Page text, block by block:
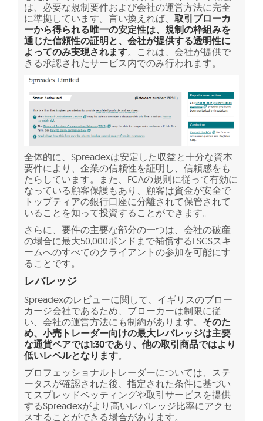
は、必要な規制要件および会社の運営方法に完全
に準拠しています。言い換えれば、 取引ブローカ
ーから得られる唯一の安定性は、規制の枠組みを
通じた信頼性の証明と、会社が提供する透明性に
よってのみ実現されます。これは、会社が提供で
きる承認されたサービス内でのみ行われます。
全体的に、Spreadexは安定した収益と十分な資本
要件により、企業の信頼性を証明し、信頼感をも
たらしています。また、FCAの規則に従って有効に
なっている顧客保護もあり、顧客は資金が安全で
トップティアの銀行口座に分離されて保管されて
いることを知って投資することができます。
さらに、要件の主要な部分の一つは、会社の破産
の場合に最大50,000ポンドまで補償するFSCSスキ
ームへのすべてのクライアントの参加を可能にす
ることです。
レバレッジ
Spreadexのレビューに関して、イギリスのブロー
カージ会社であるため、ブローカーは制限に従
い、会社の運営方法にも制約があります。 そのた
め、小売トレーダー向けの最大レバレッジは主要
な通貨ペアでは1:30であり、他の取引商品ではより
低いレベルとなります。
プロフェッショナルトレーダーについては、ステ
ータスが確認された後、指定された条件に基づい
てスプレッドベッティングや取引サービスを提供
するSpreadexがより高いレバレッジ比率にアクセ
スすることができる場合があります。